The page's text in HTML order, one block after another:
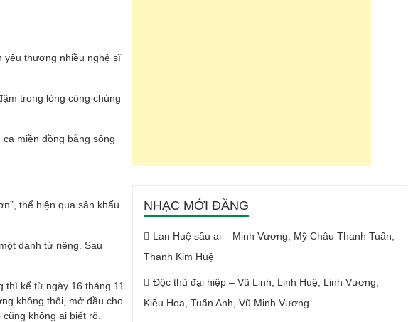
yêu thương nhiều nghệ sĩ
trong lòng công chúng
miền đồng bằng sông
thể hiện qua sân khấu
danh từ riêng. Sau
thì kể từ ngày 16 tháng 11
không thôi, mở đầu cho
không ai biết rõ.
NHẠC MỚI ĐĂNG
Lan Huệ sầu ai – Minh Vương, Mỹ Châu Thanh Tuấn,
Thanh Kim Huệ
Độc thủ đại hiệp – Vũ Linh, Linh Huệ, Linh Vương,
Kiều Hoa, Tuấn Anh, Vũ Minh Vương